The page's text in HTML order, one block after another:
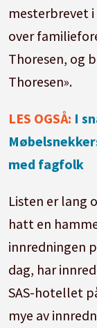
mesterbrevet i
over
Thoresen, og
Thoresen».
LES OGSÅ: I
med fagfolk
Listen er lang
hatt en
innredningen
dag, har
SAS-hotellet
mye av